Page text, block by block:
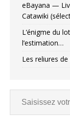
eBayana —
Catawiki
L’énigme du
l’estimation…
Les reliures